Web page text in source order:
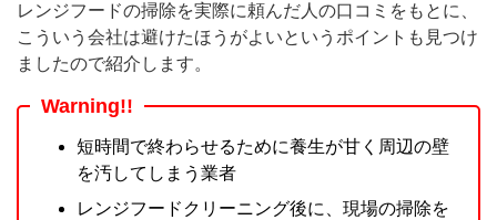
レンジフードの掃除を実際に頼んだ人の口コミをもとに、
こういう会社は避けたほうがよいというポイントも見つけ
ましたので紹介します。
Warning!!
短時間で終わらせるために養生が甘く周辺の壁
を汚してしまう業者
レンジフードクリーニング後に、現場の掃除を